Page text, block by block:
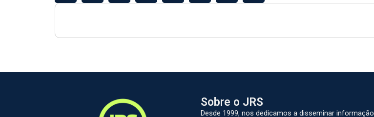
Sobre o JRS
Desde 1999, nos dedicamos a disseminar informação